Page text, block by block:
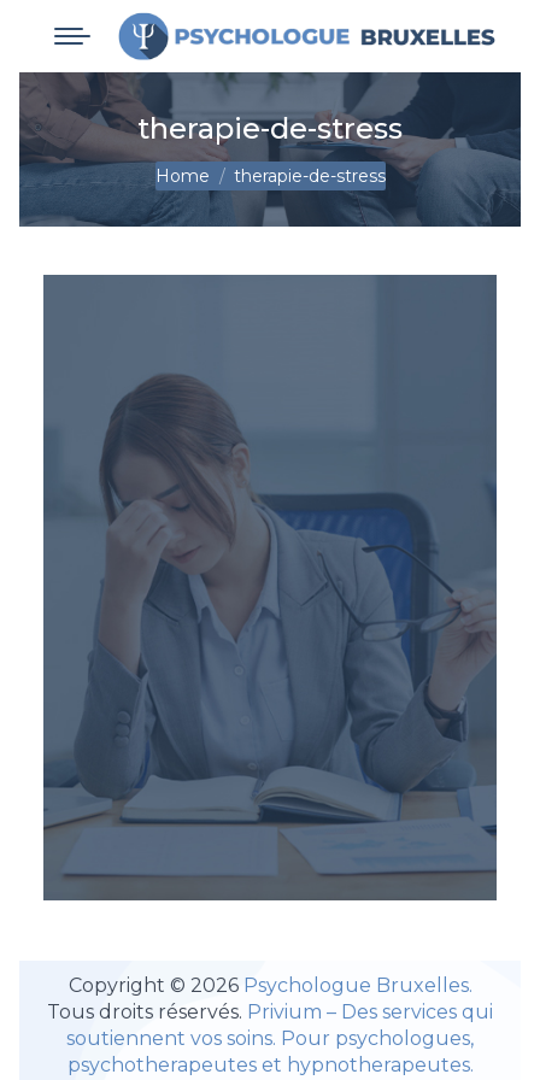
therapie-de-stress
You are here:
Home therapie-de-stress
Copyright © 2026 Psychologue Bruxelles.
Tous droits réservés. Privium – Des services qui
soutiennent vos soins. Pour psychologues,
psychotherapeutes et hypnotherapeutes.